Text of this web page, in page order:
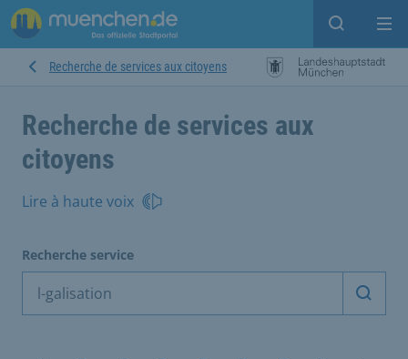
Open
Recherche de services aux citoyens
Recherche de services aux
citoyens
Lire à haute voix
Recherche service